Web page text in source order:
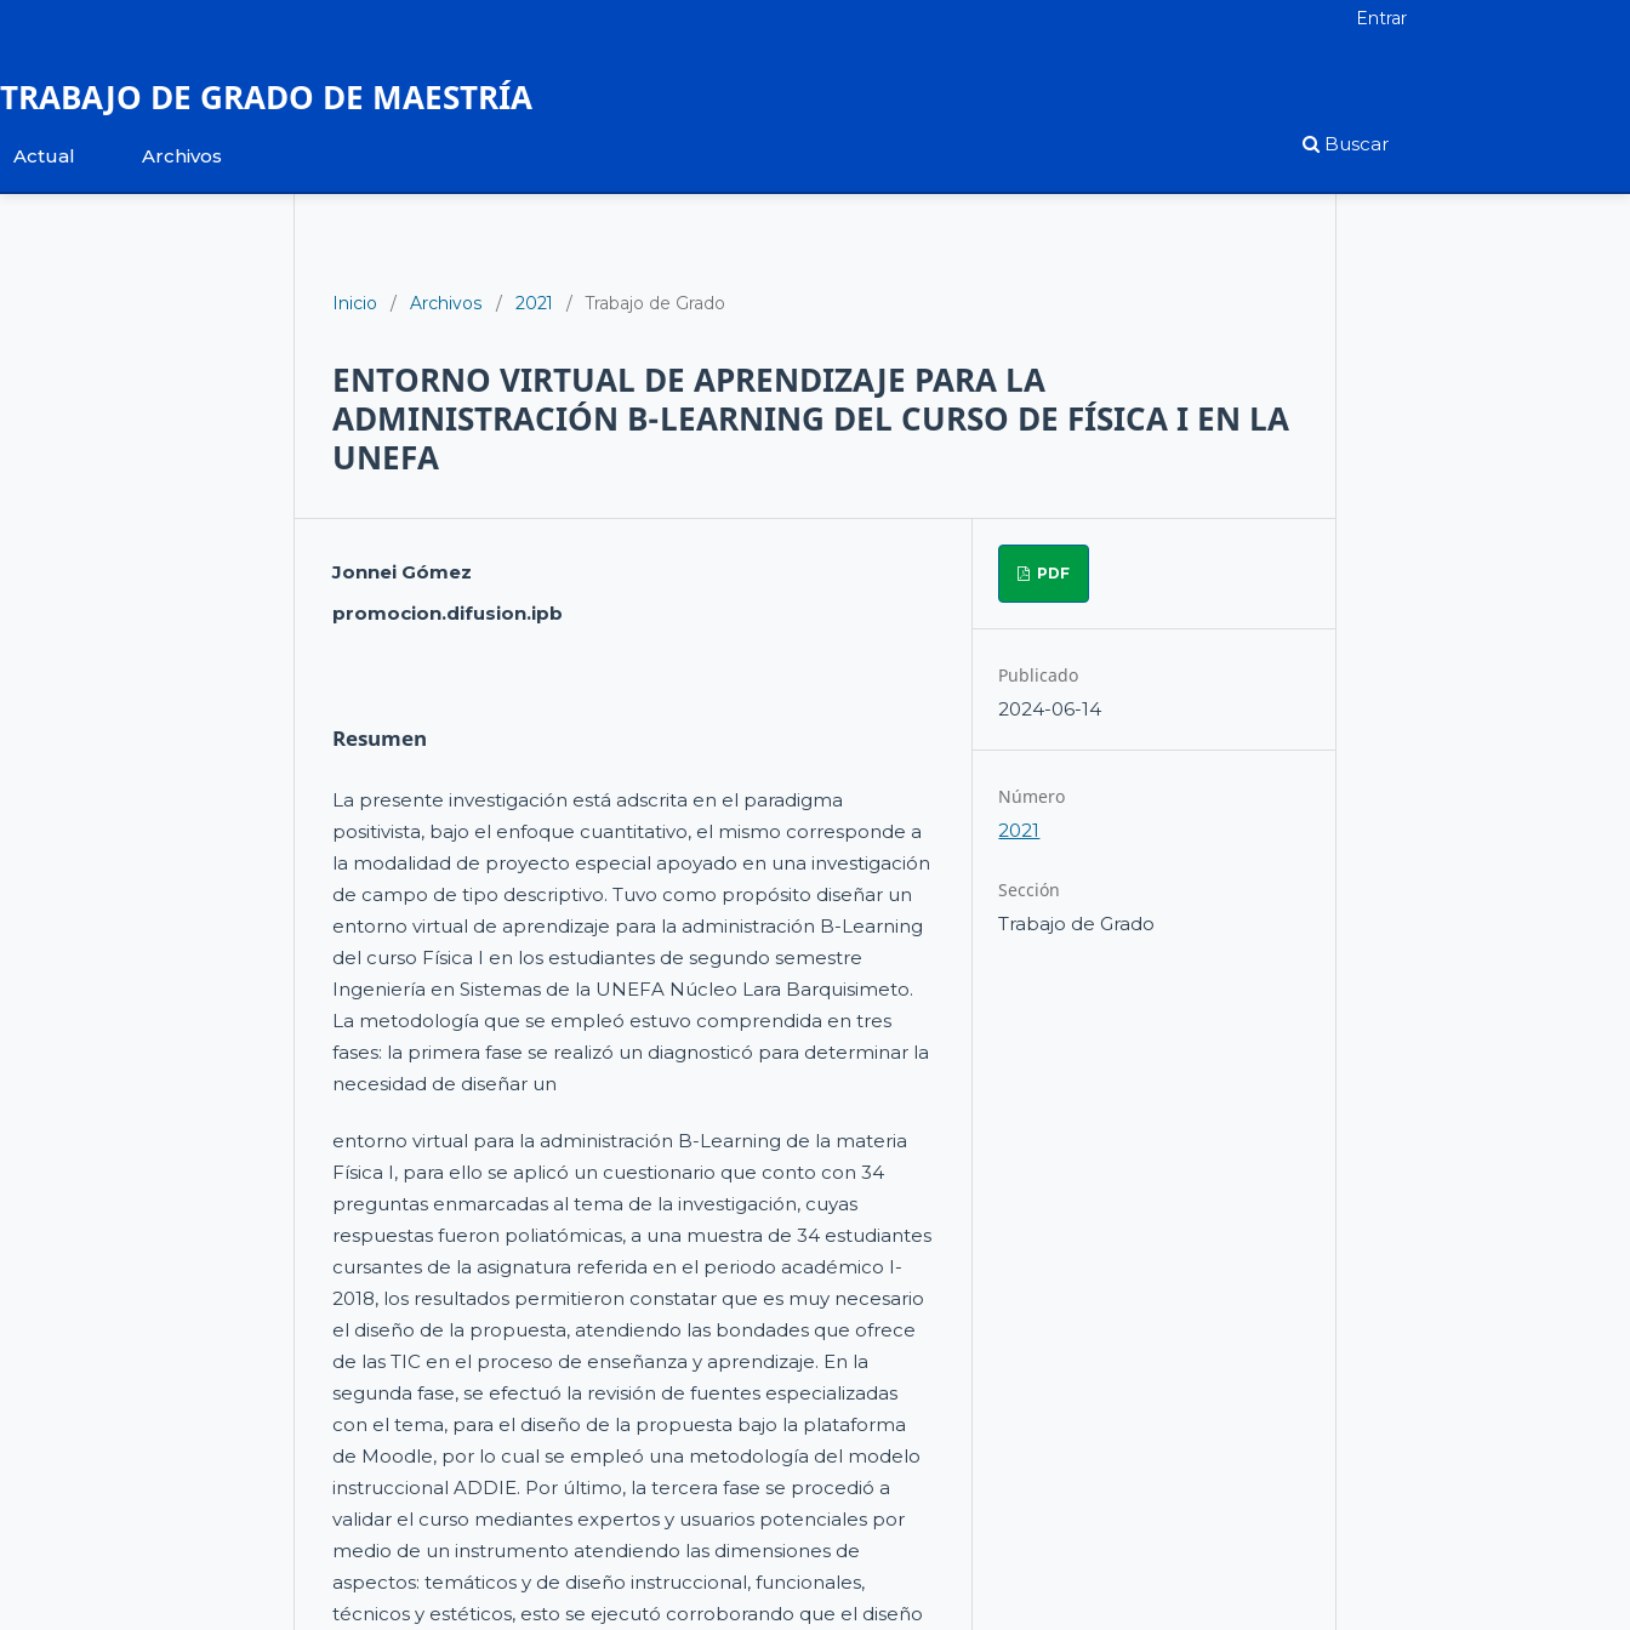
TRABAJO DE GRADO DE MAESTRÍA
Actual Archivos
Buscar
Entrar
Inicio / Archivos / 2021 / Trabajo de Grado
ENTORNO VIRTUAL DE APRENDIZAJE PARA LA
ADMINISTRACIÓN B-LEARNING DEL CURSO DE FÍSICA I EN LA
UNEFA
Jonnei Gómez
promocion.difusion.ipb
Resumen
La presente investigación está adscrita en el paradigma
positivista, bajo el enfoque cuantitativo, el mismo corresponde a
la modalidad de proyecto especial apoyado en una investigación
de campo de tipo descriptivo. Tuvo como propósito diseñar un
entorno virtual de aprendizaje para la administración B-Learning
del curso Física I en los estudiantes de segundo semestre
Ingeniería en Sistemas de la UNEFA Núcleo Lara Barquisimeto.
La metodología que se empleó estuvo comprendida en tres
fases: la primera fase se realizó un diagnosticó para determinar la
necesidad de diseñar un
entorno virtual para la administración B-Learning de la materia
Física I, para ello se aplicó un cuestionario que conto con 34
preguntas enmarcadas al tema de la investigación, cuyas
respuestas fueron poliatómicas, a una muestra de 34 estudiantes
cursantes de la asignatura referida en el periodo académico I-
2018, los resultados permitieron constatar que es muy necesario
el diseño de la propuesta, atendiendo las bondades que ofrece
de las TIC en el proceso de enseñanza y aprendizaje. En la
segunda fase, se efectuó la revisión de fuentes especializadas
con el tema, para el diseño de la propuesta bajo la plataforma
de Moodle, por lo cual se empleó una metodología del modelo
instruccional ADDIE. Por último, la tercera fase se procedió a
validar el curso mediantes expertos y usuarios potenciales por
medio de un instrumento atendiendo las dimensiones de
aspectos: temáticos y de diseño instruccional, funcionales,
técnicos y estéticos, esto se ejecutó corroborando que el diseño
PDF
Publicado
2024-06-14
Número
2021
Sección
Trabajo de Grado